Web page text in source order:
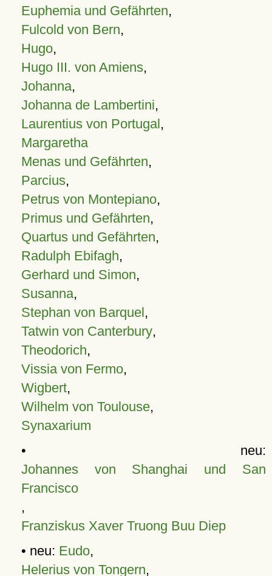
Euphemia und Gefährten,
Fulcold von Bern,
Hugo,
Hugo III. von Amiens,
Johanna,
Johanna de Lambertini,
Laurentius von Portugal,
Margaretha
Menas und Gefährten,
Parcius,
Petrus von Montepiano,
Primus und Gefährten,
Quartus und Gefährten,
Radulph Ebifagh,
Gerhard und Simon,
Susanna,
Stephan von Barquel,
Tatwin von Canterbury,
Theodorich,
Vissia von Fermo,
Wigbert,
Wilhelm von Toulouse,
Synaxarium
• neu:
Johannes von Shanghai und San
Francisco
,
Franziskus Xaver Truong Buu Diep
• neu: Eudo,
Helerius von Tongern,